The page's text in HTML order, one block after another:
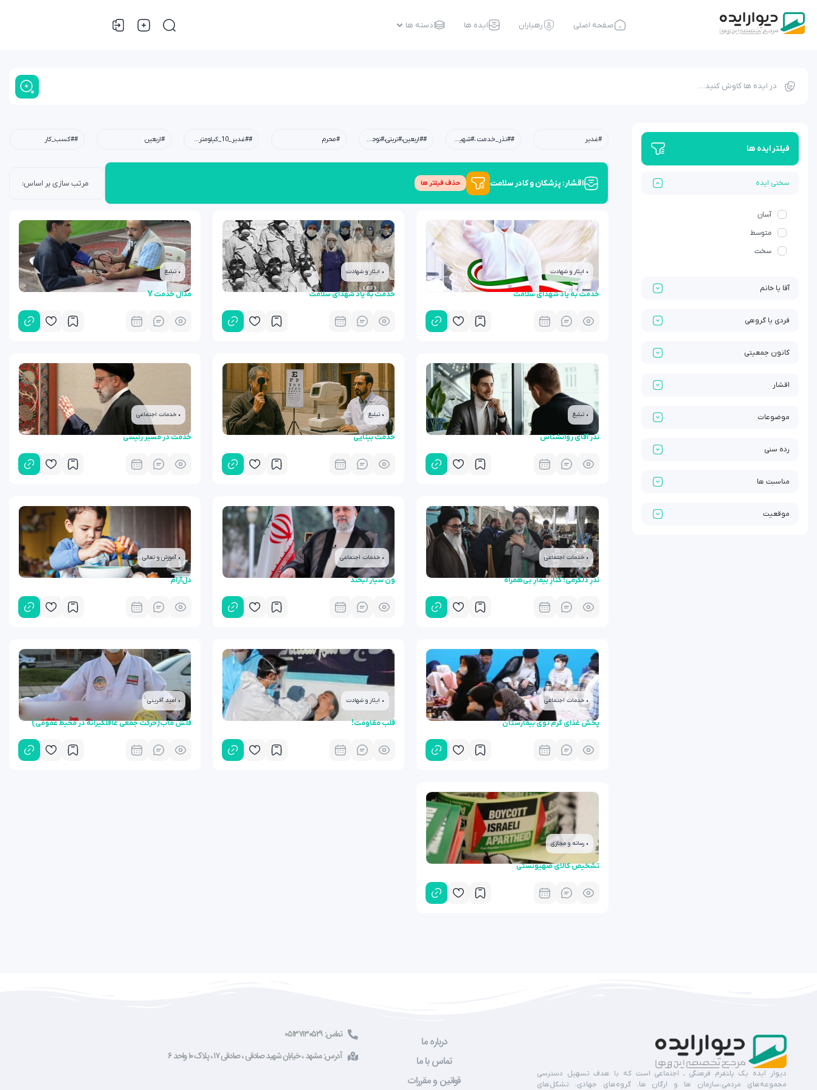
صفحه اصلی رهیاران ایده ها دسته ها
#غدیر ##نذر_خدمت ،#شهیدابراهیم_رئیسی،#شهید_خدمت،#معلم،#دبستان،#چله_خدمت ##اربعین،#تربتی،#نوجوان،#امید،#کربلا،#خانواده،#فرهنگی #محرم ##غدیر_10_کیلومتری،#عید_غدیر،#کودکان،#نوجوانان،#جوانان،#محله،#خانوادگی،#مسجد،#امام_علی(ع) #اربعین ##کسب_کار
اقشار: پزشکان و کادر سلامت حذف فیلتر ها
• ایثار و شهادت
خدمت به یاد شهدای سلامت
• ایثار و شهادت
خدمت به یاد شهدای سلامت
• تبلیغ
مدال خدمت🏅
• تبلیغ
نذر آقای روانشناس
• تبلیغ
خدمت بینایی
• خدمات اجتماعی
خدمت در مسیر رئیسی
• خدمات اجتماعی
نذرِ دلگرمی؛ کنارِ بیمارِ بی‌همراه
• خدمات اجتماعی
ون سیار لبخند
• آموزش و تعالی
دل‌آرام
• خدمات اجتماعی
پخش غذای گرم توی بیمارستان
• ایثار و شهادت
قلب مقاومت!
• امید آفرینی
فلش ماب(حرکت جمعی غافلگیرانه در محیط عمومی)
• رسانه و مجازی
تشخیص کالای صهیونستی
فیلتر ایده ها
سختی ایده
آسان
متوسط
سخت
آقا یا خانم
فردی یا گروهی
کانون جمعیتی
اقشار
موضوعات
رده سنی
مناسبت ها
موقعیت
دیوار ایده یک پلتفرم فرهنگی ـ اجتماعی است که با هدف تسهیل دسترسی
مجموعه‌های مردمی،سازمان ها و ارگان ها، گروه‌های جهادی، تشکل‌های
درباره ما
تماس با ما
قوانین و مقررات
تماس: ۰۵۱۳۷۱۳۰۵۲۹
آدرس: مشهد ، خیابان شهید صادقی ، صادقی ۱۷ ، پلاک ۱۰ واحد ۶